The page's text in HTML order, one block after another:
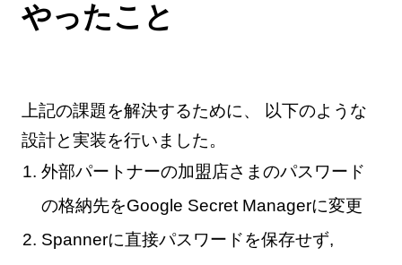
やったこと
上記の課題を解決するために、 以下のような
設計と実装を行いました。
外部パートナーの加盟店さまのパスワード
の格納先をGoogle Secret Managerに変更
Spannerに直接パスワードを保存せず,